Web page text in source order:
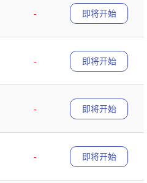
-
即将开始
-
即将开始
-
即将开始
-
即将开始